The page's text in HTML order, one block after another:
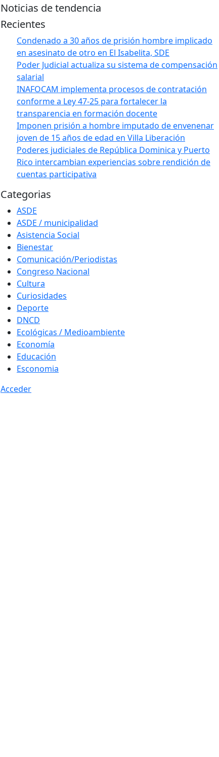
Noticias de tendencia
Recientes
Condenado a 30 años de prisión hombre implicado
en asesinato de otro en El Isabelita, SDE
Poder Judicial actualiza su sistema de compensación
salarial
INAFOCAM implementa procesos de contratación
conforme a Ley 47-25 para fortalecer la
transparencia en formación docente
Imponen prisión a hombre imputado de envenenar
joven de 15 años de edad en Villa Liberación
Poderes judiciales de República Dominica y Puerto
Rico intercambian experiencias sobre rendición de
cuentas participativa
Categorias
ASDE
ASDE / municipalidad
Asistencia Social
Bienestar
Comunicación/Periodistas
Congreso Nacional
Cultura
Curiosidades
Deporte
DNCD
Ecológicas / Medioambiente
Economía
Educación
Esconomia
Acceder